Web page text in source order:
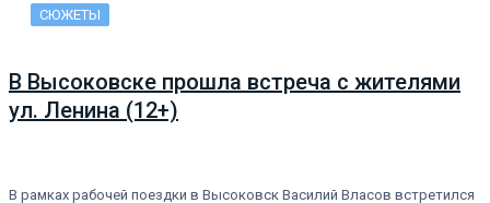
СЮЖЕТЫ
В Высоковске прошла встреча с жителями
ул. Ленина (12+)
В рамках рабочей поездки в Высоковск Василий Власов встретился